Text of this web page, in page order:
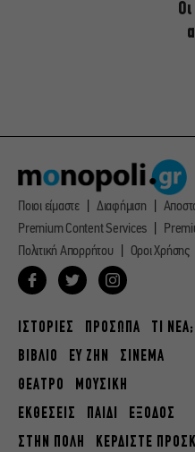
Ποιοι είμαστε Διαφήμιση
Premium Content Services
Πολιτική Απορρήτου
Οροι Χρήσης
ΙΣΤΟΡΙΕΣ ΠΡΟΣΩΠΑ
ΤΙ ΝΕΑ;
ΒΙΒΛΙΟ
ΕΥ ΖΗΝ
ΣΙΝΕΜΑ
ΘΕΑΤΡΟ
ΜΟΥΣΙΚΗ
ΕΚΘΕΣΕΙΣ
ΠΑΙΔΙ
ΕΞΟΔΟΣ
ΣΤΗΝ ΠΟΛΗ
ΚΕΡΔΙΣΤΕ